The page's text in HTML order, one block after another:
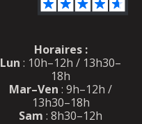
Horaires :
Lun : 10h–12h / 13h30–
18h
Mar–Ven : 9h–12h /
13h30–18h
Sam : 8h30–12h